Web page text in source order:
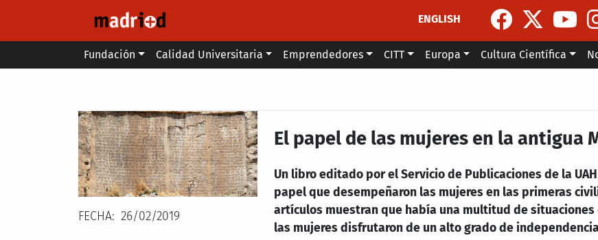
ENGLISH
Main menu
Fundación Calidad Universitaria Emprendedores CITT Europa Cultura Científica
FECHA 26/02/2019
El papel de las mujeres en la antigua
Un libro editado por el Servicio de Publicaciones de la
papel que desempeñaron las mujeres en las primeras
artículos muestran que había una multitud de
las mujeres disfrutaron de un alto grado de